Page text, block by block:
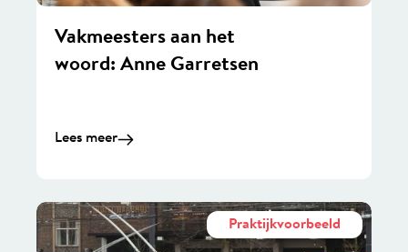
Vakmeesters aan het
woord: Anne Garretsen
Lees meer
Praktijkvoorbeeld